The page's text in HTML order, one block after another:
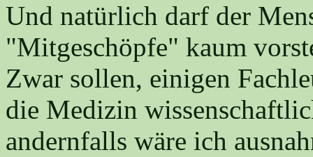
Und natürlich darf der
"Mitgeschöpfe" kaum
Zwar sollen, einigen
die Medizin
andernfalls wäre ich